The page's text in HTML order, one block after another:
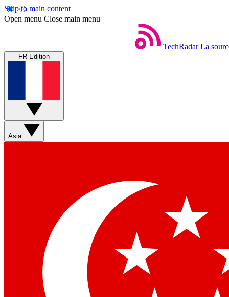
Skip to main content
Open menu Close main menu
TechRadar La
FR Edition
Asia